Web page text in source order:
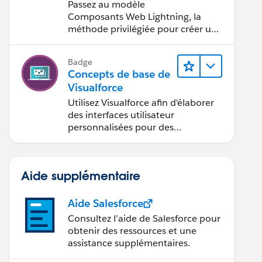
modèle
Composants Web
Lightning
Passez au modèle
Composants Web Lightning, la
méthode privilégiée pour créer une
Badge
Concepts de base de
Visualforce
Utilisez Visualforce afin d'élaborer
des interfaces utilisateur
personnalisées pour des
Aide supplémentaire
Aide Salesforce
Consultez l’aide de Salesforce pour
obtenir des ressources et une
assistance supplémentaires.